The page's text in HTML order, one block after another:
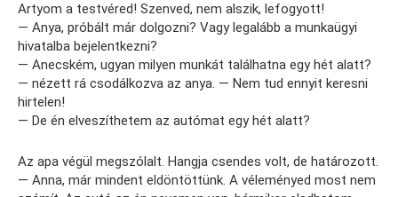
Artyom a testvéred! Szenved, nem alszik, lefogyott!
— Anya, próbált már dolgozni? Vagy legalább a munkaügyi
hivatalba bejelentkezni?
— Anecském, ugyan milyen munkát találhatna egy hét alatt?
— nézett rá csodálkozva az anya. — Nem tud ennyit keresni
hirtelen!
— De én elveszíthetem az autómat egy hét alatt?
Az apa végül megszólalt. Hangja csendes volt, de határozott.
— Anna, már mindent eldöntöttünk. A véleményed most nem